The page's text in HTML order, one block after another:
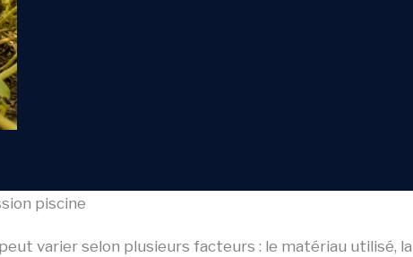
piscine
varier selon plusieurs facteurs : le matériau utilisé,